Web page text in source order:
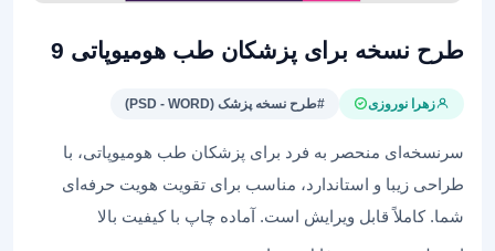
طرح نسخه برای پزشکان طب هومیوپاتی 9
زهرا نوروزی #طرح نسخه پزشک (PSD - WORD)
سرنسخه‌ای منحصر به فرد برای پزشکان طب هومیوپاتی، با
طراحی زیبا و استاندارد، مناسب برای تقویت هویت حرفه‌ای
شما. کاملاً قابل ویرایش است. آماده چاپ با کیفیت بالا